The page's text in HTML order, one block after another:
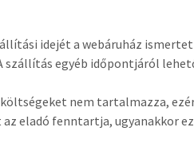
idejét a webáruház
egyéb időpontjáról
nem tartalmazza,
eladó fenntartja, ugyanakkor